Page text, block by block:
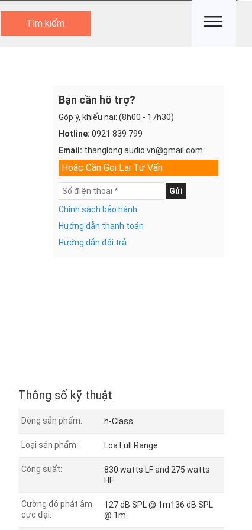
Tìm kiếm
Bạn cần hỗ trợ?
Góp ý, khiếu nại: (8h00 - 17h30)
Hotline: 0921 839 799
Email: thanglong.audio.vn@gmail.com
Hoặc Cần Gọi Lại Tư Vấn
Gửi
Chính sách bảo hành
Hướng dẫn thanh toán
Hướng dẫn đổi trả
Thông số kỹ thuật
Dòng sản phẩm: h-Class
Loại sản phẩm: Loa Full Range
Công suất:
830 watts LF and 275 watts
HF
Cường độ phát âm
cực đại:
127 dB SPL @ 1m136 dB SPL
@ 1m